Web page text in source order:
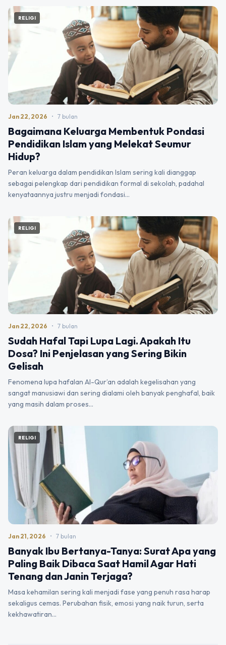
RELIGI
Jan 22, 2026 • 7 bulan
Bagaimana Keluarga Membentuk Pondasi
Pendidikan Islam yang Melekat Seumur
Hidup?
Peran keluarga dalam pendidikan Islam sering kali dianggap
sebagai pelengkap dari pendidikan formal di sekolah, padahal
kenyataannya justru menjadi fondasi…
RELIGI
Jan 22, 2026 • 7 bulan
Sudah Hafal Tapi Lupa Lagi. Apakah Itu
Dosa? Ini Penjelasan yang Sering Bikin
Gelisah
Fenomena lupa hafalan Al-Qur’an adalah kegelisahan yang
sangat manusiawi dan sering dialami oleh banyak penghafal, baik
yang masih dalam proses…
RELIGI
Jan 21, 2026 • 7 bulan
Banyak Ibu Bertanya-Tanya: Surat Apa yang
Paling Baik Dibaca Saat Hamil Agar Hati
Tenang dan Janin Terjaga?
Masa kehamilan sering kali menjadi fase yang penuh rasa harap
sekaligus cemas. Perubahan fisik, emosi yang naik turun, serta
kekhawatiran…